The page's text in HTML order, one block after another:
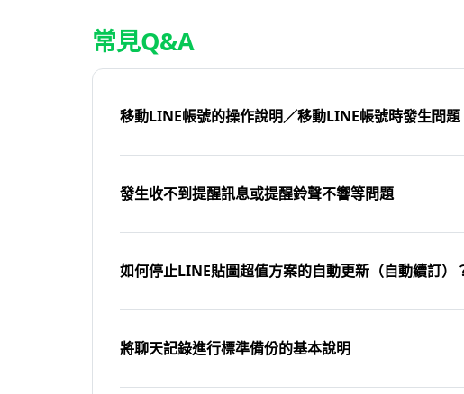
常見Q&A
移動LINE帳號的操作說明／移動LINE帳號時發生問題
發生收不到提醒訊息或提醒鈴聲不響等問題
如何停止LINE貼圖超值方案的自動更新（自動續訂）
將聊天記錄進行標準備份的基本說明